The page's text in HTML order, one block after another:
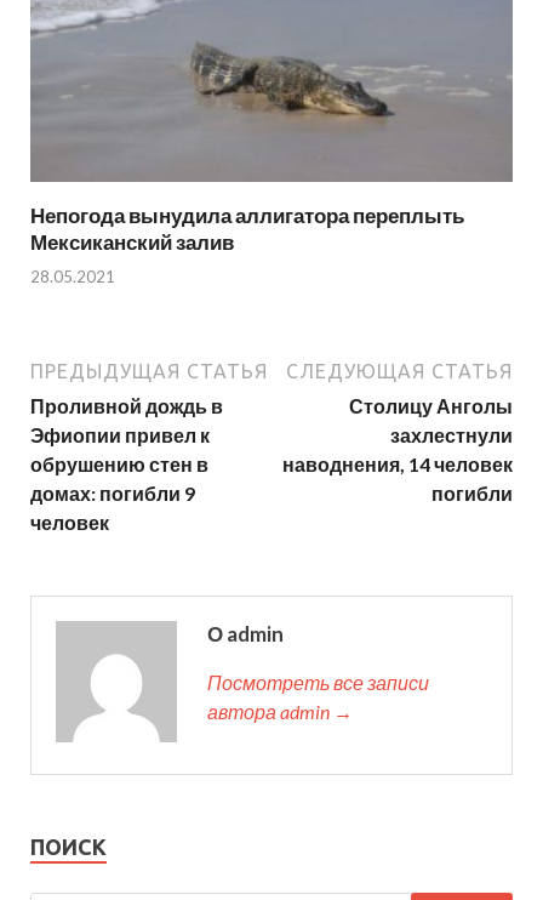
Непогода вынудила аллигатора переплыть
Мексиканский залив
28.05.2021
ПРЕДЫДУЩАЯ СТАТЬЯ
Проливной дождь в
Эфиопии привел к
обрушению стен в
домах: погибли 9
человек
СЛЕДУЮЩАЯ СТАТЬЯ
Столицу Анголы
захлестнули
наводнения, 14 человек
погибли
О admin
Посмотреть все записи
автора admin →
ПОИСК